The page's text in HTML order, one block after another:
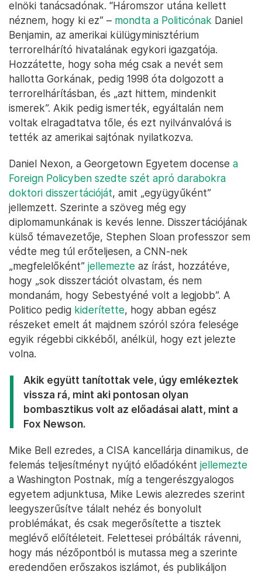
elnöki tanácsadónak. “Háromszor utána kellett
néznem, hogy ki ez” – mondta a Politicónak Daniel
Benjamin, az amerikai külügyminisztérium
terrorelhárító hivatalának egykori igazgatója.
Hozzátette, hogy soha még csak a nevét sem
hallotta Gorkának, pedig 1998 óta dolgozott a
terrorelhárításban, és „azt hittem, mindenkit
ismerek”. Akik pedig ismerték, egyáltalán nem
voltak elragadtatva tőle, és ezt nyilvánvalóvá is
tették az amerikai sajtónak nyilatkozva.
Daniel Nexon, a Georgetown Egyetem docense a
Foreign Policyben szedte szét apró darabokra
doktori disszertációját, amit „együgyűként”
jellemzett. Szerinte a szöveg még egy
diplomamunkának is kevés lenne. Disszertációjának
külső témavezetője, Stephen Sloan professzor sem
védte meg túl erőteljesen, a CNN-nek
„megfelelőként” jellemezte az írást, hozzátéve,
hogy „sok disszertációt olvastam, és nem
mondanám, hogy Sebestyéné volt a legjobb”. A
Politico pedig kiderítette, hogy abban egész
részeket emelt át majdnem szóról szóra felesége
egyik régebbi cikkéből, anélkül, hogy ezt jelezte
volna.
Akik együtt tanítottak vele, úgy emlékeztek
vissza rá, mint aki pontosan olyan
bombasztikus volt az előadásai alatt, mint a
Fox Newson.
Mike Bell ezredes, a CISA kancellárja dinamikus, de
felemás teljesítményt nyújtó előadóként jellemezte
a Washington Postnak, míg a tengerészgyalogos
egyetem adjunktusa, Mike Lewis alezredes szerint
leegyszerűsítve tálalt nehéz és bonyolult
problémákat, és csak megerősítette a tisztek
meglévő előítéleteit. Felettesei próbálták rávenni,
hogy más nézőpontból is mutassa meg a szerinte
eredendően erőszakos iszlámot, és publikáljon